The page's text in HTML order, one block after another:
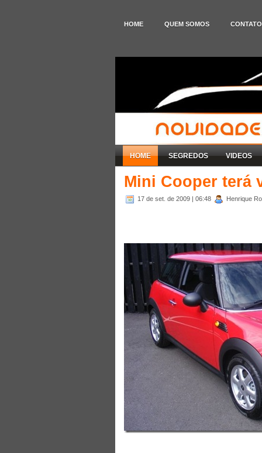
HOME QUEM SOMOS CONTATO
HOME SEGREDOS VIDEOS
Mini Cooper terá
17 de set. de 2009 | 06:48 Henrique